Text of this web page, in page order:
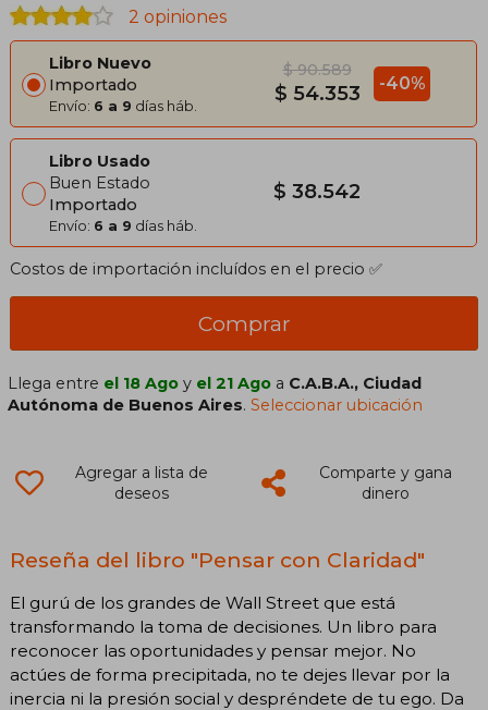
2 opiniones
Libro Nuevo
Importado
Envío: 6 a 9 días háb.
$ 90.589
$ 54.353 -40%
Libro Usado
Buen Estado
Importado
Envío: 6 a 9 días háb.
$ 38.542
Costos de importación incluídos en el precio ✅
Comprar
Llega entre el 18 Ago y el 21 Ago a C.A.B.A., Ciudad
Autónoma de Buenos Aires.Seleccionar ubicación
Agregar a lista de
deseos
Comparte y gana
dinero
Reseña del libro "Pensar con Claridad"
El gurú de los grandes de Wall Street que está
transformando la toma de decisiones. Un libro para
reconocer las oportunidades y pensar mejor. No
actúes de forma precipitada, no te dejes llevar por la
inercia ni la presión social y despréndete de tu ego. Da